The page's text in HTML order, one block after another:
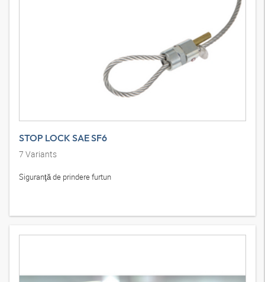
STOP LOCK SAE SF6
7 Variants
Siguranţă de prindere furtun